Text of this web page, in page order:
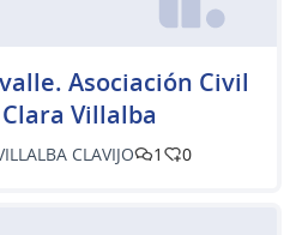
Asociación Civil
Villalba
CLAVIJO 1 0